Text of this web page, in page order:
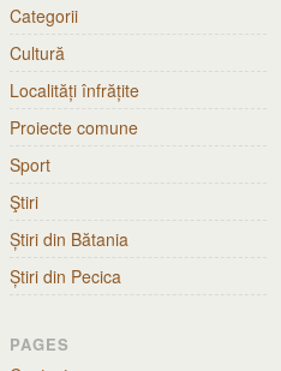
Categorii
Cultură
Localități înfrățite
Proiecte comune
Sport
Ştiri
Știri din Bătania
Știri din Pecica
PAGES